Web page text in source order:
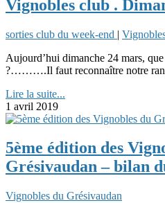
Vignobles club .
sorties club du week-end |
Aujourd’hui dimanche 24 mars,
?……….Il faut reconnaître notre
Lire la suite...
1 avril 2019
5ème édition des
Grésivaudan – bilan
Vignobles du Grésivaudan